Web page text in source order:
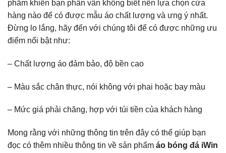
phẩm khiến bạn phân vân không biết nên lựa chọn cửa
hàng nào để có được mẫu áo chất lượng và ưng ý nhất.
Đừng lo lắng, hãy đến với chúng tôi để có được những ưu
điểm nổi bật như:
– Chất lượng áo đảm bảo, độ bền cao
– Màu sắc chân thực, nói không với phai hoặc bay màu
– Mức giá phải chăng, hợp với túi tiền của khách hàng
Mong rằng với những thông tin trên đây có thể giúp bạn
đọc có thêm nhiều thông tin về sản phẩm áo bóng đá iWin